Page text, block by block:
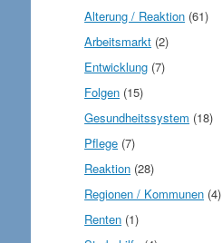
Alterung / Reaktion (61)
Arbeitsmarkt (2)
Entwicklung (7)
Folgen (15)
Gesundheitssystem (18)
Pflege (7)
Reaktion (28)
Regionen / Kommunen (4)
Renten (1)